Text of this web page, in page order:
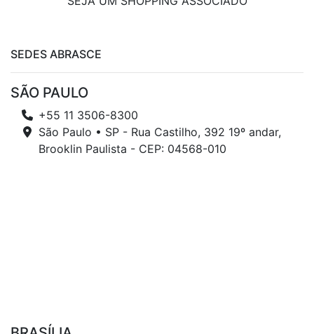
SEDES ABRASCE
SÃO PAULO
+55 11 3506-8300
São Paulo • SP - Rua Castilho, 392 19º andar,
Brooklin Paulista - CEP: 04568-010